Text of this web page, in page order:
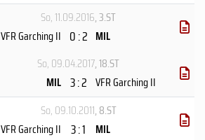
So, 11.09.2016, 3.ST
VFR Garching II 0 : 2 MIL
So, 09.04.2017, 18.ST
MIL 3 : 2 VFR Garching II
So, 09.10.2011, 8.ST
VFR Garching II 3 : 1
MIL